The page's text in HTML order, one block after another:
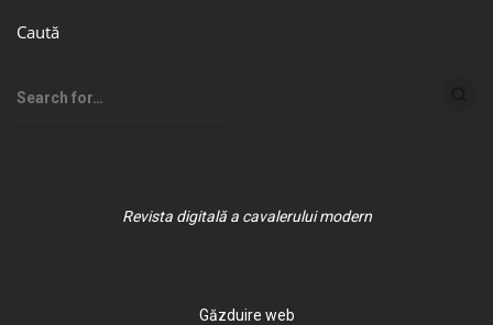
Caută
Revista digitală a cavalerului modern
Găzduire web